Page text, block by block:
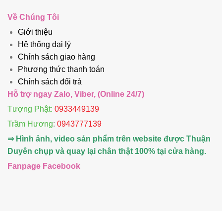
Về Chúng Tôi
Giới thiệu
Hệ thống đại lý
Chính sách giao hàng
Phương thức thanh toán
Chính sách đổi trả
Hỗ trợ ngay Zalo, Viber, (Online 24/7)
Tượng Phật: 0933449139
Trầm Hương: 0943777139
⇒ Hình ảnh, video sản phẩm trên website được Thuận
Duyên chụp và quay lại chân thật 100% tại cửa hàng.
Fanpage Facebook